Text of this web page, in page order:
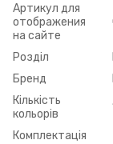
Артикул для
отображения
на сайте
Розділ
Бренд
Кількість
кольорів
Комплектація